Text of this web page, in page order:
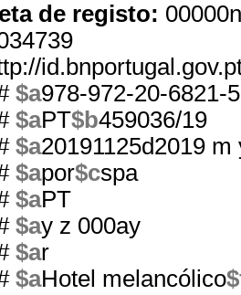
de registo:
$a978-972-20-6821-5
$aPT$b459036/19
$a20191125d2019
$apor$cspa
$aPT
$ay z 000ay
$ar
$aHotel melancólico